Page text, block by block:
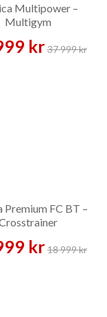
Multipower –
Multigym
kr37 999 kr
Premium FC BT –
kr18 999 kr